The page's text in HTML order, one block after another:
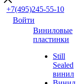
+7(495)245-55-10
Войти
Виниловые
пластинки
Still
Sealed
винил